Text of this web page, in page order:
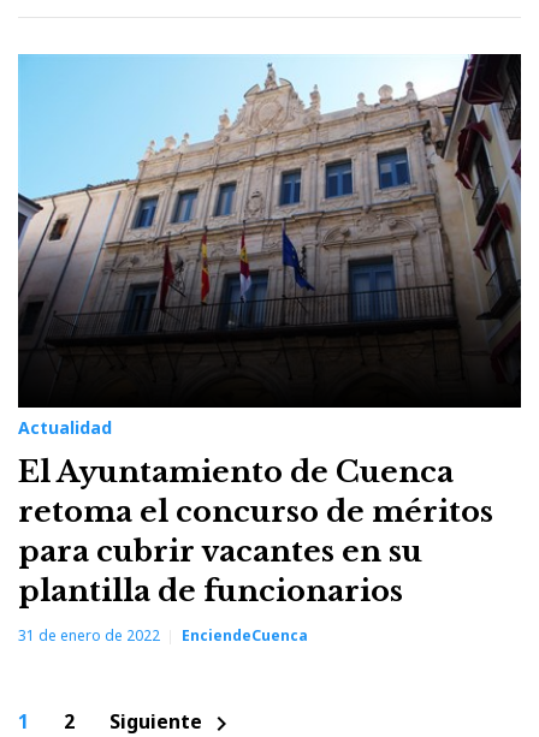
Actualidad
El Ayuntamiento de Cuenca
retoma el concurso de méritos
para cubrir vacantes en su
plantilla de funcionarios
31 de enero de 2022 EnciendeCuenca
Paginación
1 2 Siguiente chevron_right